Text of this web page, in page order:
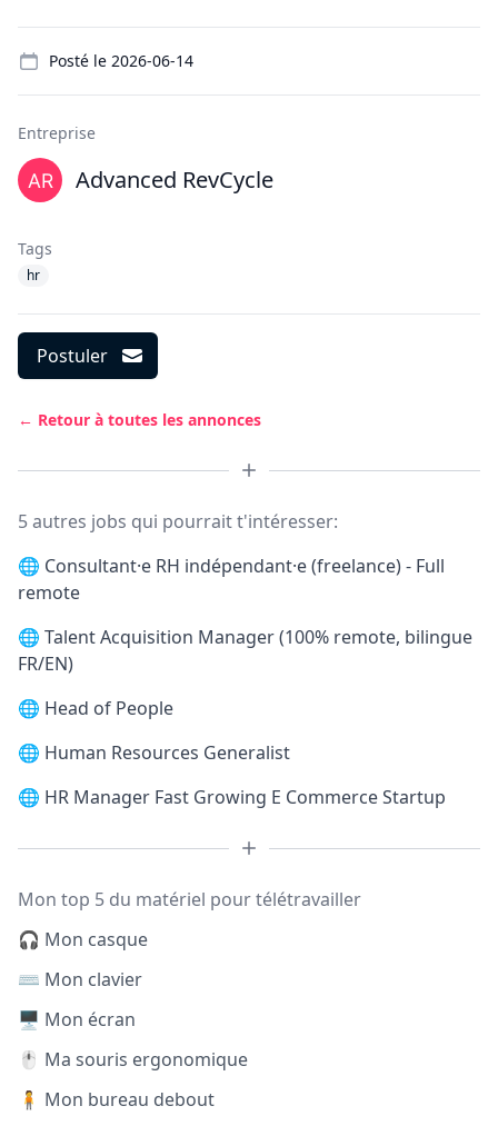
Posté le 2026-06-14
Entreprise
Advanced RevCycle
Tags
hr
Postuler
← Retour à toutes les annonces
5 autres jobs qui pourrait t'intéresser:
🌐 Consultant·e RH indépendant·e (freelance) - Full
remote
🌐 Talent Acquisition Manager (100% remote, bilingue
FR/EN)
🌐 Head of People
🌐 Human Resources Generalist
🌐 HR Manager Fast Growing E Commerce Startup
Mon top 5 du matériel pour télétravailler
🎧 Mon casque
⌨️ Mon clavier
🖥️ Mon écran
🖱️ Ma souris ergonomique
🧍 Mon bureau debout